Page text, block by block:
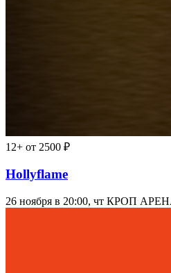
12+ от 2500 ₽
Hollyflame
26 ноября в 20:00, чт КРОП